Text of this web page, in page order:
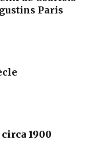
Paris
circa 1900